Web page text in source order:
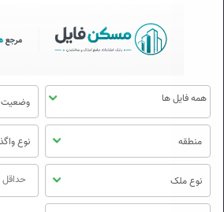
وضعیت
منطقه نوع
نوع ملک